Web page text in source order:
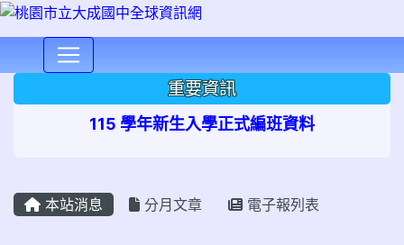
重要資訊
115 學年新生入學正式編班資料
本站消息 分月文章 電子報列表